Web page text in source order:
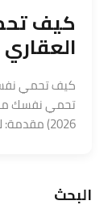
كيف
كيف تحمي
تحمي نفسك من
2026) مقدمة: لماذا أصبح النصب العقاري.
البحث